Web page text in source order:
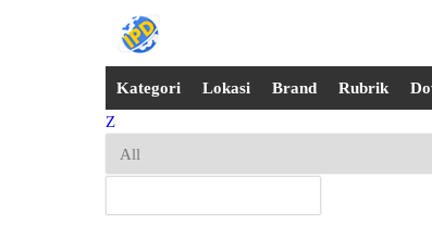
Kategori Lokasi Brand Rubrik
Z